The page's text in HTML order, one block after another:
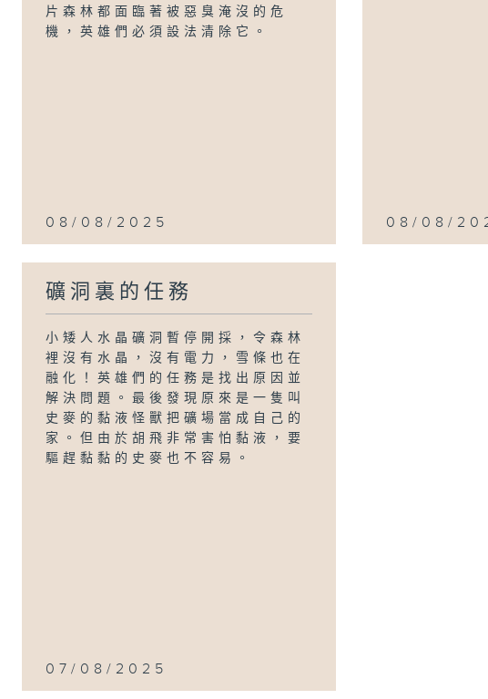
片森林都面臨著被惡臭淹沒的危
機，英雄們必須設法清除它。
08/08/2025 08/08/
礦洞裏的任務
小矮人水晶礦洞暫停開採，令森林
裡沒有水晶，沒有電力，雪條也在
融化！英雄們的任務是找出原因並
解決問題。最後發現原來是一隻叫
史麥的黏液怪獸把礦場當成自己的
家。但由於胡飛非常害怕黏液，要
驅趕黏黏的史麥也不容易。
07/08/2025